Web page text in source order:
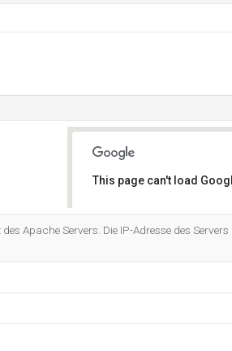
This page can't load
Apache Servers. Die IP-Adresse des Servers